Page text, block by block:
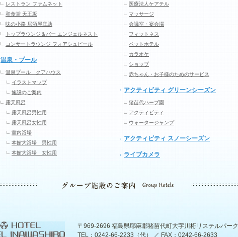
レストラン ファムネット
和食堂 天王坂
味の小路 居酒屋庄助
トップラウンジ＆バー エンジェルネスト
コンサートラウンジ フォアシュピール
温泉・プール
温泉プール クアハウス
イラストマップ
施設のご案内
露天風呂
露天風呂男性用
露天風呂女性用
室内浴場
本館大浴場 男性用
本館大浴場 女性用
医療法人ケアテル
マッサージ
会議室・宴会場
フィットネス
ペットホテル
カラオケ
ショップ
赤ちゃん・お子様のためのサービス
アクティビティ グリーンシーズン
猪苗代ハーブ園
アクティビティ
ウォータージャンプ
アクティビティ スノーシーズン
ライブカメラ
〒969-2696 福島県耶麻郡猪苗代町大字川桁リステルパーク
TEL：0242-66-2233（代） ／ FAX：0242-66-2633